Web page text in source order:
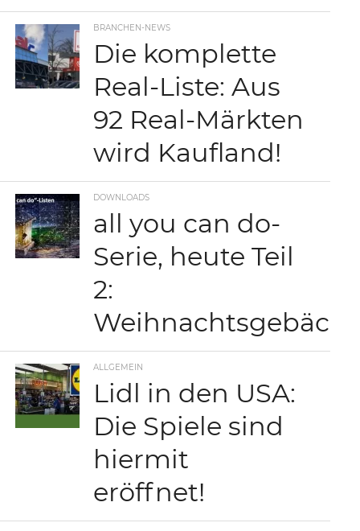
BRANCHEN-NEWS
Die komplette
Real-Liste: Aus
92 Real-Märkten
wird Kaufland!
DOWNLOADS
all you can do-
Serie, heute Teil
2:
Weihnachtsgebäck
ALLGEMEIN
Lidl in den USA:
Die Spiele sind
hiermit
eröffnet!